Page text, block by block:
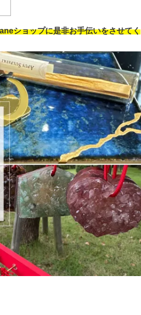
ショップに是非お手伝いをさせてく